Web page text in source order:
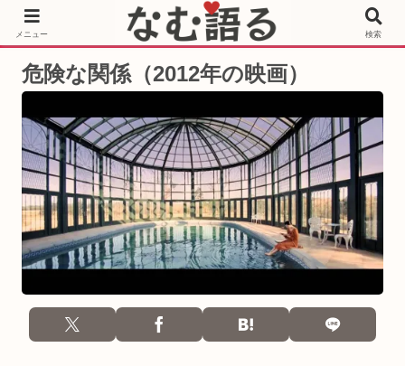
［PR］Prime Video もっと観るならサブスクリプション
危険な関係（2012年の映画）
メニュー 検索